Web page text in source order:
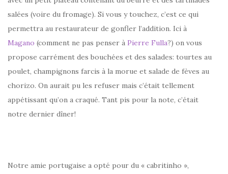
salées (voire du fromage). Si vous y touchez, c’est ce qui
permettra au restaurateur de gonfler l’addition. Ici à
Magano (comment ne pas penser à Pierre Fulla?) on vous
propose carrément des bouchées et des salades: tourtes au
poulet, champignons farcis à la morue et salade de fèves au
chorizo. On aurait pu les refuser mais c’était tellement
appétissant qu’on a craqué. Tant pis pour la note, c’était
notre dernier dîner!
Notre amie portugaise a opté pour du « cabritinho »,